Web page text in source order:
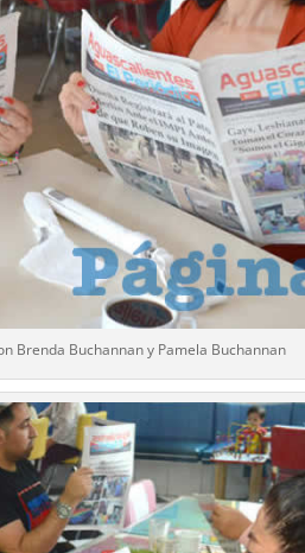
Brenda Buchannan y Pamela Buchannan